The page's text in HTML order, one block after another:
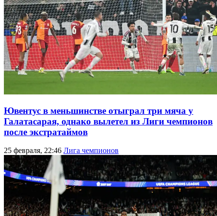
Ювентус в меньшинстве отыграл три мяча у
Галатасарая, однако вылетел из Лиги чемпионов
после экстратаймов
25 февраля, 22:46 Лига чемпионов